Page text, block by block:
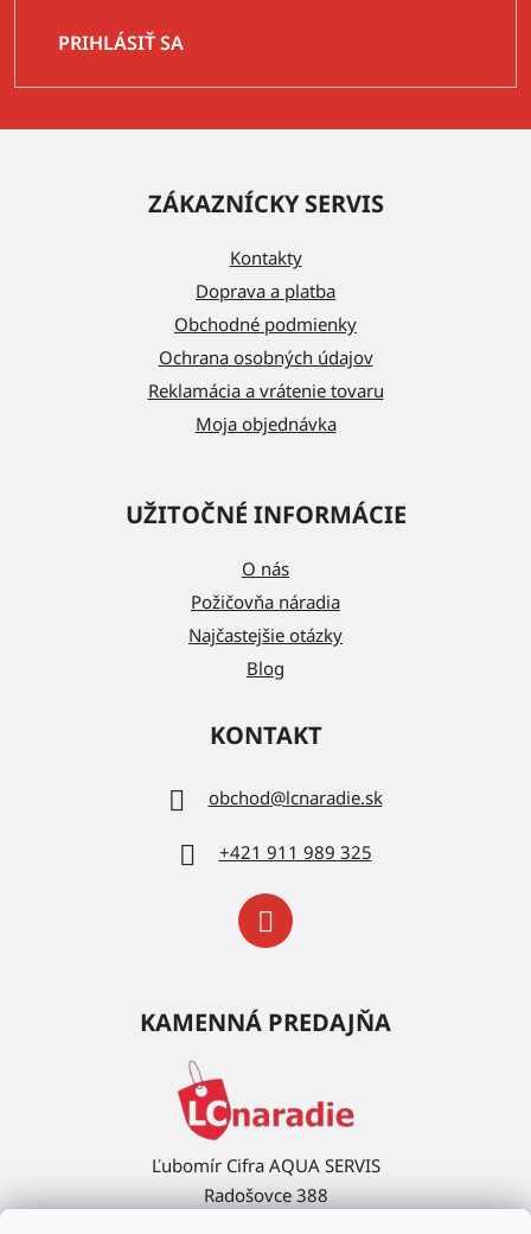
PRIHLÁSIŤ SA
ZÁKAZNÍCKY SERVIS
Kontakty
Doprava a platba
Obchodné podmienky
Ochrana osobných údajov
Reklamácia a vrátenie tovaru
Moja objednávka
UŽITOČNÉ INFORMÁCIE
O nás
Požičovňa náradia
Najčastejšie otázky
Blog
KONTAKT
obchod@lcnaradie.sk
+421 911 989 325
KAMENNÁ PREDAJŇA
Ľubomír Cifra AQUA SERVIS
Radošovce 388